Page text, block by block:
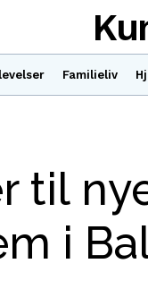
Familieliv
til
i